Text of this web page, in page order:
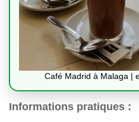
Café Madrid à Malaga |
Informations pratiques :